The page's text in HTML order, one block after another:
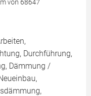
von 68647
Durchführung,
Dämmung /